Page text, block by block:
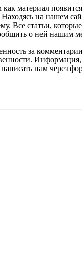
материал
на нашем
Все статьи,
о ней нашим
за
нам через